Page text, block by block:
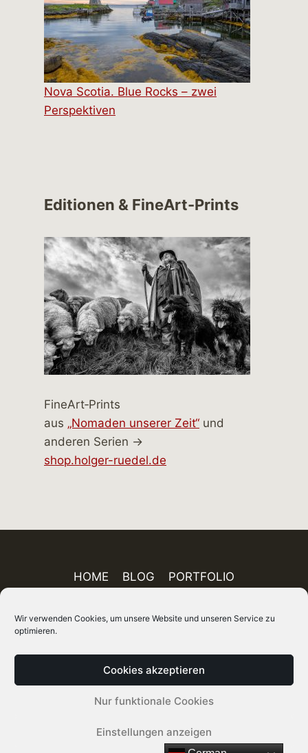
Wir verwenden Cookies, um unsere Website und unseren Service zu
optimieren.
Cookies akzeptieren
Nur funktionale Cookies
Einstellungen anzeigen
Nova Scotia. Blue Rocks – zwei
Perspektiven
Editionen & FineArt-Prints
FineArt‑Prints
aus „Nomaden unserer Zeit“ und
anderen Serien →
shop.holger-ruedel.de
HOME BLOG
PORTFOLIO
ÜBER MICH
DATENSCHUTZ
AGB SITEMAP
© 2026 Holger Rüdel DGPh – Fotograf, Autor